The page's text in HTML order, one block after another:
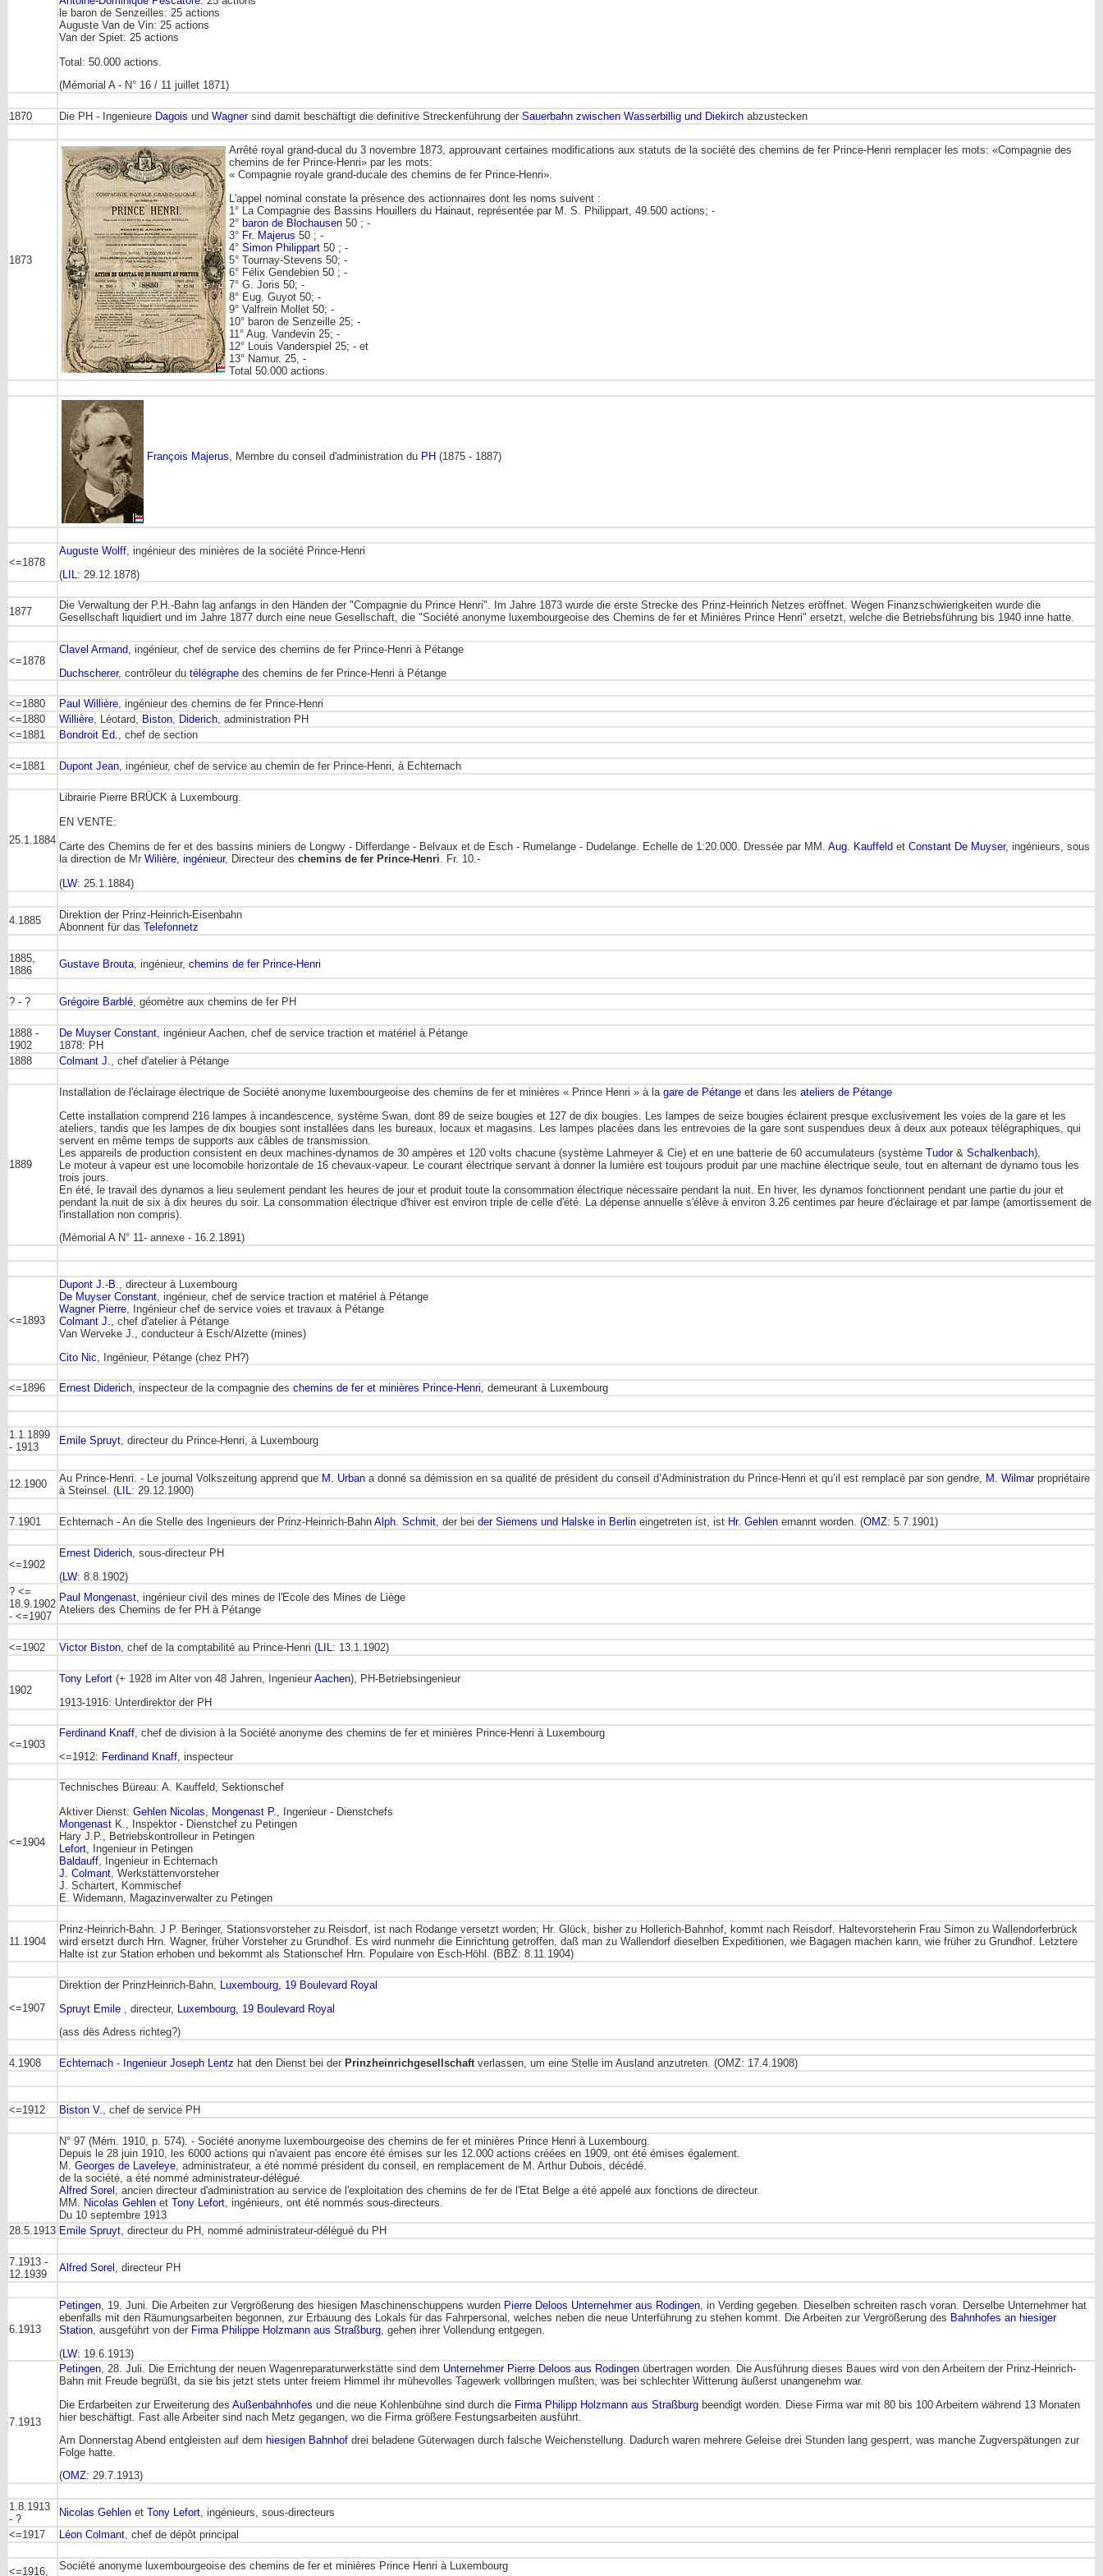
le baron de Senzeilles: 25 actions
Auguste Van de Vin: 25 actions
Van der Spiet: 25 actions
Total: 50.000 actions.
(Mémorial A - N° 16 / 11 juillet 1871)
1870 Die PH - Ingenieure Dagois und Wagnersind damit beschäftigt die definitive Streckenführung der Sauerbahn zwischen Wasserbillig und Diekirch abzustecken
1873
Arrêté royal grand-ducal du 3 novembre 1873, approuvant certaines modifications aux statuts de la société des chemins de fer Prince-Henri remplacer les mots: «Compagnie des
chemins de fer Prince-Henri» par les mots:
« Compagnie royale grand-ducale des chemins de fer Prince-Henri».
L'appel nominal constate la présence des actionnaires dont les noms suivent :
1° La Compagnie des Bassins Houillers du Hainaut, représentée par M. S. Philippart, 49.500 actions; -
2° baron de Blochausen 50 ; -
3° Fr. Majerus 50 ; -
4° Simon Philippart 50 ; -
5° Tournay-Stevens 50; -
6° Félix Gendebien 50 ; -
7° G. Joris 50; -
8° Eug. Guyot 50; -
9° Valfrein Mollet 50; -
10° baron de Senzeille 25; -
11° Aug. Vandevin 25; -
12° Louis Vanderspiel 25; - et
13° Namur. 25, -
Total 50.000 actions.
François Majerus, Membre du conseil d'administration du PH (1875 - 1887)
<=1878
Auguste Wolff, ingénieur des minières de la société Prince-Henri
(LIL : 29.12.1878)
1877
Die Verwaltung der P.H.-Bahn lag anfangs in den Händen der "Compagnie du Prince Henri". Im Jahre 1873 wurde die erste Strecke des Prinz-Heinrich Netzes eröffnet. Wegen Finanzschwierigkeiten wurde die
Gesellschaft liquidiert und im Jahre 1877 durch eine neue Gesellschaft, die "Société anonyme luxembourgeoise des Chemins de fer et Minières Prince Henri" ersetzt, welche die Betriebsführung bis 1940 inne hatte.
<=1878
Clavel Armand, ingénieur, chef de service des chemins de fer Prince-Henri à Pétange
Duchscherer, contrôleur du télégraphe des chemins de fer Prince-Henri à Pétange
<=1880 Paul Willière, ingénieur des chemins de fer Prince-Henri
<=1880
Willière, Léotard, Biston, Diderich, administration PH
<=1881
Bondroit Ed., chef de section
<=1881 Dupont Jean, ingénieur, chef de service au chemin de fer Prince-Henri, à Echternach
25.1.1884
Librairie Pierre BRÜCK à Luxembourg.
EN VENTE:
Carte des Chemins de fer et des bassins miniers de Longwy - Differdange - Belvaux et de Esch - Rumelange - Dudelange. Echelle de 1:20.000. Dressée par MM. Aug. Kauffeld et Constant De Muyser, ingénieurs, sous
la direction de Mr Wilière, ingénieur, Directeur des chemins de fer Prince-Henri. Fr. 10.-
(LW: 25.1.1884)
4.1885
Direktion der Prinz-Heinrich-Eisenbahn
Abonnent für das Telefonnetz
1885,
1886
Gustave Brouta, ingénieur, chemins de fer Prince-Henri
? - ? Grégoire Barblé, géomètre aux chemins de fer PH
1888 -
1902
De Muyser Constant, ingénieur Aachen, chef de service traction et matériel à Pétange
1878: PH
1888
Colmant J., chef d'atelier à Pétange
1889
Installation de l'éclairage électrique de Société anonyme luxembourgeoise des chemins de fer et minières « Prince Henri » à la gare de Pétange et dans les ateliers de Pétange
Cette installation comprend 216 lampes à incandescence, système Swan, dont 89 de seize bougies et 127 de dix bougies. Les lampes de seize bougies éclairent presque exclusivement les voies de la gare et les
ateliers, tandis que les lampes de dix bougies sont installées dans les bureaux, locaux et magasins. Les lampes placées dans les entrevoies de la gare sont suspendues deux à deux aux poteaux télégraphiques, qui
servent en même temps de supports aux câbles de transmission.
Les appareils de production consistent en deux machines-dynamos de 30 ampères et 120 volts chacune (système Lahmeyer & Cie) et en une batterie de 60 accumulateurs (système Tudor& Schalkenbach),
Le moteur à vapeur est une locomobile horizontale de 16 chevaux-vapeur. Le courant électrique servant à donner la lumière est toujours produit par une machine électrique seule, tout en alternant de dynamo tous les
trois jours.
En été, le travail des dynamos a lieu seulement pendant les heures de jour et produit toute la consommation électrique nécessaire pendant la nuit. En hiver, les dynamos fonctionnent pendant une partie du jour et
pendant la nuit de six à dix heures du soir. La consommation électrique d'hiver est environ triple de celle d'été. La dépense annuelle s'élève à environ 3.26 centimes par heure d'éclairage et par lampe (amortissement de
l'installation non compris).
(Mémorial A N° 11- annexe - 16.2.1891)
<=1893
Dupont J.-B., directeur à Luxembourg
De Muyser Constant, ingénieur, chef de service traction et matériel à Pétange
Wagner Pierre, Ingénieur chef de service voies et travaux à Pétange
Colmant J., chef d'atelier à Pétange
Van Werveke J., conducteur à Esch/Alzette (mines)
Cito Nic , Ingénieur, Pétange (chez PH?)
<=1896 Ernest Diderich, inspecteur de la compagnie des chemins de fer et minières Prince-Henri, demeurant à Luxembourg
1.1.1899
- 1913
Emile Spruyt, directeur du Prince-Henri, à Luxembourg
12.1900 Au Prince-Henri. - Le journal Volkszeitung apprend que M. Urban a donné sa démission en sa qualité de président du conseil d’Administration du Prince-Henri et qu’il est remplacé par son gendre, M. Wilmarpropriétaire
à Steinsel. (LIL: 29.12.1900)
7.1901 Echternach - An die Stelle des Ingenieurs der Prinz-Heinrich-Bahn Alph. Schmit, der bei der Siemens und Halske in Berlin eingetreten ist, ist Hr. Gehlen ernannt worden. (OMZ: 5.7.1901)
<=1902
Ernest Diderich, sous-directeur PH
(LW: 8.8.1902)
? <=
18.9.1902
- <=1907
Paul Mongenast, ingénieur civil des mines de l'Ecole des Mines de Liège
Ateliers des Chemins de fer PH à Pétange
<=1902 Victor Biston, chef de la comptabilité au Prince-Henri (LIL: 13.1.1902)
1902
Tony Lefort (+ 1928 im Alter von 48 Jahren, Ingenieur Aachen), PH-Betriebsingenieur
1913-1916: Unterdirektor der PH
<=1903
Ferdinand Knaff, chef de division à la Société anonyme des chemins de fer et minières Prince-Henri à Luxembourg
<=1912: Ferdinand Knaff , inspecteur
<=1904
Technisches Büreau: A. Kauffeld, Sektionschef
Aktiver Dienst: Gehlen Nicolas, Mongenast P., Ingenieur - Dienstchefs
Mongenast K., Inspektor - Dienstchef zu Petingen
Hary J.P., Betriebskontrolleur in Petingen
Lefort, Ingenieur in Petingen
Baldauff, Ingenieur in Echternach
J. Colmant, Werkstättenvorsteher
J. Schartert, Kommischef
E. Widemann, Magazinverwalter zu Petingen
11.1904
Prinz-Heinrich-Bahn. J P. Beringer, Stationsvorsteher zu Reisdorf, ist nach Rodange versetzt worden; Hr. Glück, bisher zu Hollerich-Bahnhof, kommt nach Reisdorf. Haltevorsteherin Frau Simon zu Wallendorferbrück
wird ersetzt durch Hrn. Wagner, früher Vorsteher zu Grundhof. Es wird nunmehr die Einrichtung getroffen, daß man zu Wallendorf dieselben Expeditionen, wie Bagagen machen kann, wie früher zu Grundhof. Letztere
Halte ist zur Station erhoben und bekommt als Stationschef Hrn. Populaire von Esch-Höhl. (BBZ: 8.11.1904)
<=1907
Direktion der PrinzHeinrich-Bahn, Luxembourg, 19 Boulevard Royal
Spruyt Emile
, directeur, Luxembourg, 19 Boulevard Royal
(ass dës Adress richteg?)
4.1908 Echternach - Ingenieur Joseph Lentz hat den Dienst bei der Prinzheinrichgesellschaftverlassen, um eine Stelle im Ausland anzutreten. (OMZ: 17.4.1908)
<=1912 Biston V., chef de service PH
N° 97 (Mém. 1910, p. 574). - Société anonyme luxembourgeoise des chemins de fer et minières Prince Henri à Luxembourg.
Depuis le 28 juin 1910, les 6000 actions qui n'avaient pas encore été émises sur les 12.000 actions créées en 1909, ont été émises également.
M. Georges de Laveleye, administrateur, a été nommé président du conseil, en remplacement de M. Arthur Dubois, décédé.
de la société, a été nommé administrateur-délégué.
Alfred Sorel , ancien directeur d'administration au service de l'exploitation des chemins de fer de l'Etat Belge a été appelé aux fonctions de directeur.
MM. Nicolas Gehlen et Tony Lefort, ingénieurs, ont été nommés sous-directeurs.
Du 10 septembre 1913
28.5.1913 Emile Spruyt, directeur du PH, nommé administrateur-délégué du PH
7.1913 -
12.1939
Alfred Sorel , directeur PH
6.1913
Petingen, 19. Juni. Die Arbeiten zur Vergrößerung des hiesigen Maschinenschuppens wurden Pierre Deloos Unternehmer aus Rodingen, in Verding gegeben. Dieselben schreiten rasch voran. Derselbe Unternehmer hat
ebenfalls mit den Räumungsarbeiten begonnen, zur Erbauung des Lokals für das Fahrpersonal, welches neben die neue Unterführung zu stehen kommt. Die Arbeiten zur Vergrößerung des Bahnhofes an hiesiger
Station, ausgeführt von der Firma Philippe Holzmann aus Straßburg, gehen ihrer Vollendung entgegen.
(LW: 19.6.1913)
7.1913
Petingen, 28. Juli. Die Errichtung der neuen Wagenreparaturwerkstätte sind dem Unternehmer Pierre Deloos aus Rodingen übertragen worden. Die Ausführung dieses Baues wird von den Arbeitern der Prinz-Heinrich-
Bahn mit Freude begrüßt, da sie bis jetzt stets unter freiem Himmel ihr mühevolles Tagewerk vollbringen mußten, was bei schlechter Witterung äußerst unangenehm war.
Die Erdarbeiten zur Erweiterung des Außenbahnhofes und die neue Kohlenbühne sind durch die Firma Philipp Holzmann aus Straßburg beendigt worden. Diese Firma war mit 80 bis 100 Arbeitern während 13 Monaten
hier beschäftigt. Fast alle Arbeiter sind nach Metz gegangen, wo die Firma größere Festungsarbeiten ausführt.
Am Donnerstag Abend entgleisten auf dem hiesigen Bahnhof drei beladene Güterwagen durch falsche Weichenstellung. Dadurch waren mehrere Geleise drei Stunden lang gesperrt, was manche Zugverspätungen zur
Folge hatte.
(OMZ: 29.7.1913)
1.8.1913
- ?
Nicolas Gehlen et Tony Lefort, ingénieurs, sous-directeurs
<=1917
Léon Colmant, chef de dépôt principal
<=1916, Société anonyme luxembourgeoise des chemins de fer et minières Prince Henri à Luxembourg